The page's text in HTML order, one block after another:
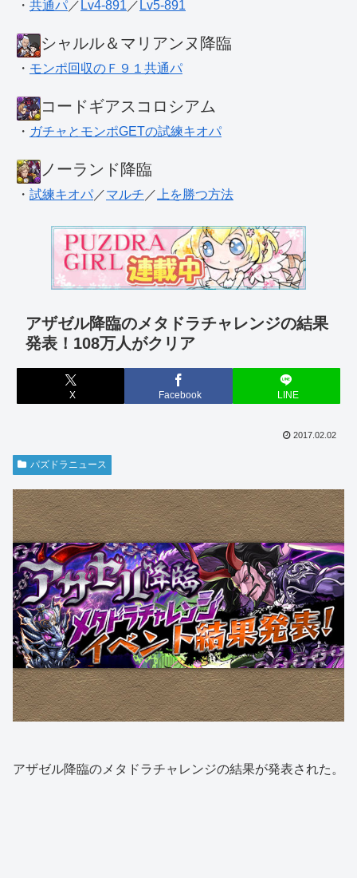
・ 共通パ ／ Lv4-891 ／ Lv5-891
シャルル＆マリアンヌ降臨
・ モンポ回収のＦ９１共通パ
コードギアスコロシアム
・ ガチャとモンポGETの試練キオパ
ノーランド降臨
・ 試練キオパ ／マルチ ／ 上を勝つ方法
アザゼル降臨のメタドラチャレンジの結果
発表！108万人がクリア
X Facebook LINE
2017.02.02
パズドラニュース
アザゼル降臨のメタドラチャレンジの結果が発表された。